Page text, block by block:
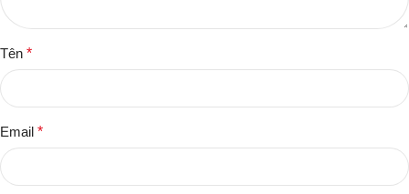
Tên *
Email *